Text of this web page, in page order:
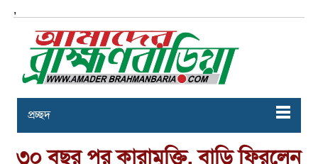
,
প্রচ্ছদ
৩০ বছর পর কারামুক্তি, বাড়ি ফিরলেন